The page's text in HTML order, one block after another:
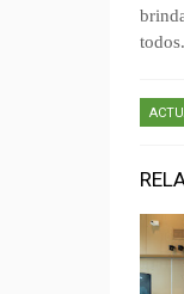
todos.